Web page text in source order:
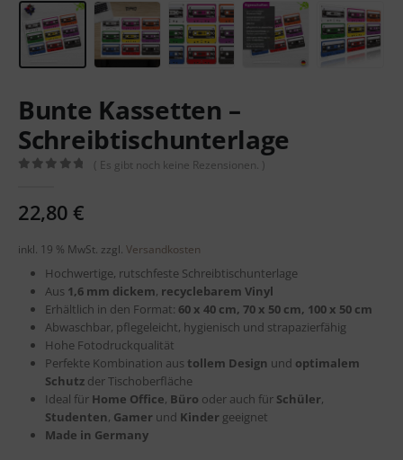
Bunte Kassetten –
Schreibtischunterlage
( Es gibt noch keine Rezensionen. )
22,80€
inkl. 19 % MwSt. zzgl. Versandkosten
Hochwertige, rutschfeste Schreibtischunterlage
Aus 1,6 mm dickem, recyclebarem Vinyl
Erhältlich in den Format: 60 x 40 cm, 70 x 50 cm, 100 x 50 cm
Abwaschbar, pflegeleicht, hygienisch und strapazierfähig
Hohe Fotodruckqualität
Perfekte Kombination aus tollem Design und optimalem
Schutzder Tischoberfläche
Ideal für Home Office, Büro oder auch fürSchüler,
Studenten, Gamer und Kinder geeignet
Made in Germany